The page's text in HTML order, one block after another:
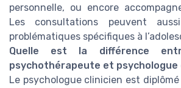
personnelle, ou encore
Les consultations peuvent
problématiques spécifiques à
Quelle est la différence
psychothérapeute et psychologue
Le psychologue clinicien est